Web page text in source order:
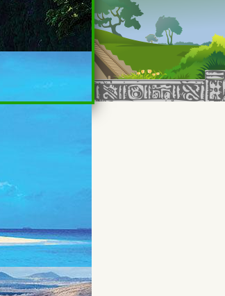
פגישות ייעוץ